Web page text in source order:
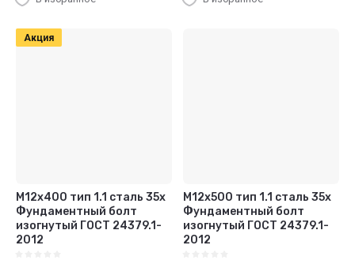
Акция
М12х400 тип 1.1 сталь 35х
Фундаментный болт
изогнутый ГОСТ 24379.1-
2012
М12х500 тип 1.1 сталь 35х
Фундаментный болт
изогнутый ГОСТ 24379.1-
2012